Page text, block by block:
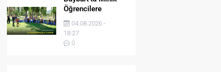
Öğrencilere
Jandarma Mesleği
Tanıtıldı
04.08.2026 -
18:27
0